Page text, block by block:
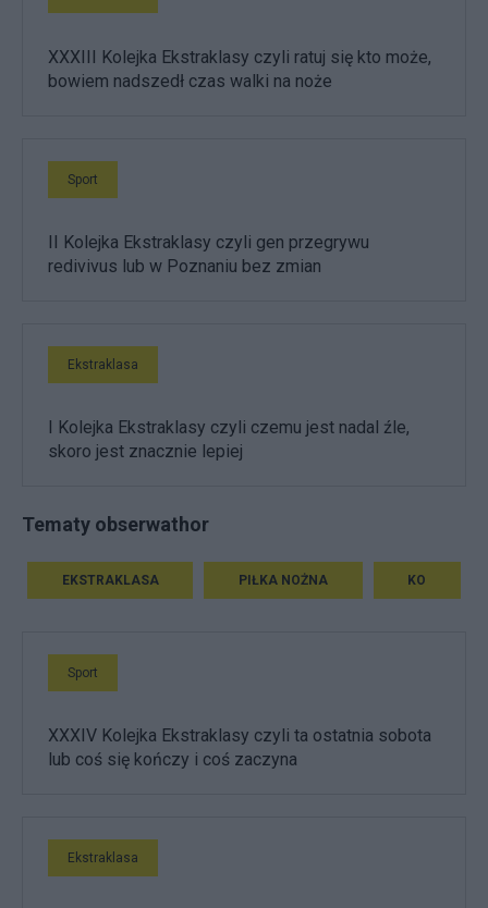
XXXIII Kolejka Ekstraklasy czyli ratuj się kto może,
bowiem nadszedł czas walki na noże
Sport
II Kolejka Ekstraklasy czyli gen przegrywu
redivivus lub w Poznaniu bez zmian
Ekstraklasa
I Kolejka Ekstraklasy czyli czemu jest nadal źle,
skoro jest znacznie lepiej
Tematy obserwathor
EKSTRAKLASA PIŁKA NOŻNA KO
Sport
XXXIV Kolejka Ekstraklasy czyli ta ostatnia sobota
lub coś się kończy i coś zaczyna
Ekstraklasa